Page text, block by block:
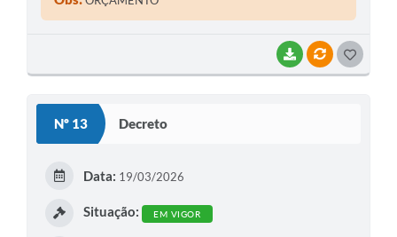
BAIXARVÍNCULOS
Nº 13 Decreto
Data: 19/03/2026
Situação: EM VIGOR